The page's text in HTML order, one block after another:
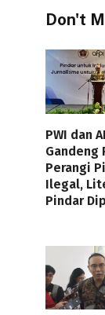
Don't
PWI dan
Gandeng
Perangi
Ilegal,
Pindar